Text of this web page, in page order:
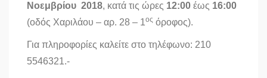
Νοεμβρίου 2018, κατά τις ώρες 12:00 έως 16:00
(οδός Χαριλάου – αρ. 28 – 1ος όροφος).
Για πληροφορίες καλείτε στο τηλέφωνο: 210
5546321.-